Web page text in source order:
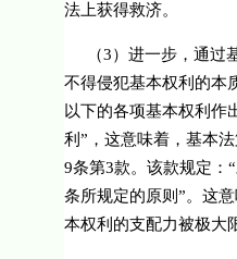
法上获得救济。
（3）进一步，通过
不得侵犯基本权利的本
以下的各项基本权利作
利”，这意味着，基本
9条第3款。该款规定：“
条所规定的原则 ”。这
本权利的支配力被极大